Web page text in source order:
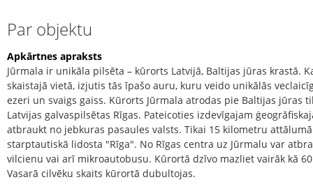
Par objektu
Apkārtnes apraksts
Jūrmala ir unikāla pilsēta – kūrorts Latvijā, Baltijas jūras krastā.
skaistajā vietā, izjutis tās īpašo auru, kuru veido unikālās
ezeri un svaigs gaiss. Kūrorts Jūrmala atrodas pie Baltijas jūras
Latvijas galvaspilsētas Rīgas. Pateicoties izdevīgajam
atbraukt no jebkuras pasaules valsts. Tikai 15 kilometru
starptautiskā lidosta "Rīga". No Rīgas centra uz Jūrmalu var
vilcienu vai arī mikroautobusu. Kūrortā dzīvo mazliet vairāk kā
Vasarā cilvēku skaits kūrortā dubultojas.